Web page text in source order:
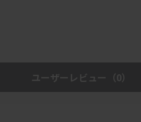
ユーザーレビュー （0）